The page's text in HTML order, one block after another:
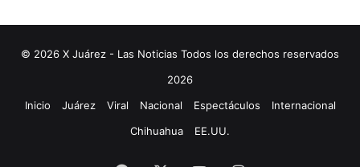
© 2026 X Juárez - Las Noticias Todos los derechos reservados
2026
Inicio
Juárez Viral Nacional Espectáculos
Internacional
Chihuahua
EE.UU.